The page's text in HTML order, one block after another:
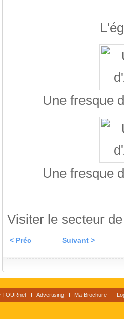
Une fresque
Une fresque
Visiter le secteur
< Préc Suivant >
TOURnet Advertising Ma Brochure